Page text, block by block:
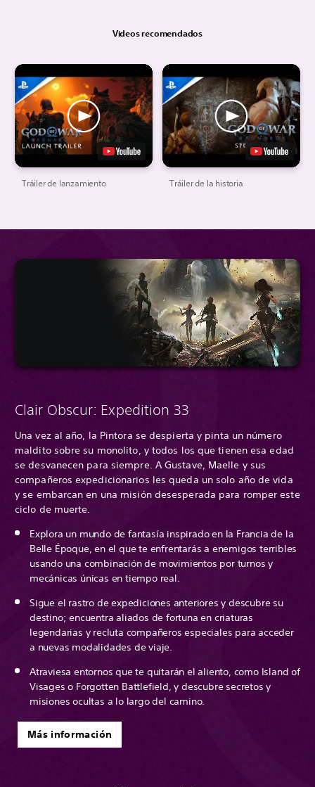
Videos recomendados
Tráiler de lanzamiento Tráiler de la historia
Clair Obscur: Expedition 33
Una vez al año, la Pintora se despierta y pinta un número
maldito sobre su monolito, y todos los que tienen esa edad
se desvanecen para siempre. A Gustave, Maelle y sus
compañeros expedicionarios les queda un solo año de vida
y se embarcan en una misión desesperada para romper este
ciclo de muerte.
Explora un mundo de fantasía inspirado en la Francia de la
Belle Époque, en el que te enfrentarás a enemigos terribles
usando una combinación de movimientos por turnos y
mecánicas únicas en tiempo real.
Sigue el rastro de expediciones anteriores y descubre su
destino; encuentra aliados de fortuna en criaturas
legendarias y recluta compañeros especiales para acceder
a nuevas modalidades de viaje.
Atraviesa entornos que te quitarán el aliento, como Island of
Visages o Forgotten Battlefield, y descubre secretos y
misiones ocultas a lo largo del camino.
Más información